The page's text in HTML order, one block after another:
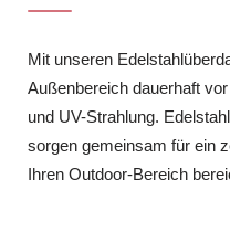
Mit unseren
Außenbereich dauerhaft
und UV-Strahlung.
sorgen gemeinsam für ein
Ihren Outdoor-Bereich